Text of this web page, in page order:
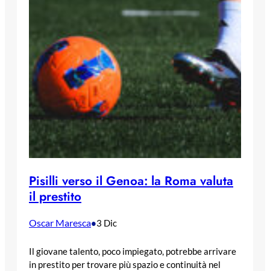
Pisilli verso il Genoa: la Roma valuta
il prestito
Oscar Maresca•3 Dic
Il giovane talento, poco impiegato, potrebbe arrivare
in prestito per trovare più spazio e continuità nel